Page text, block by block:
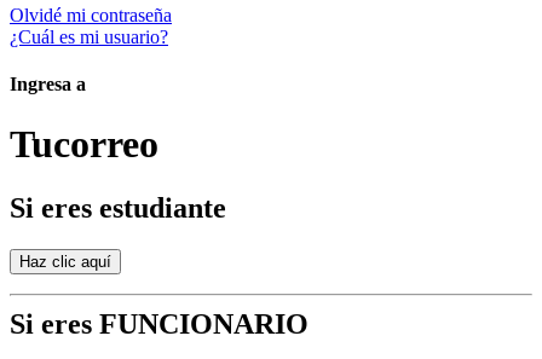
Olvidé mi contraseña
¿Cuál es mi usuario?
Ingresa a
Tucorreo
Si eres estudiante
Si eres FUNCIONARIO